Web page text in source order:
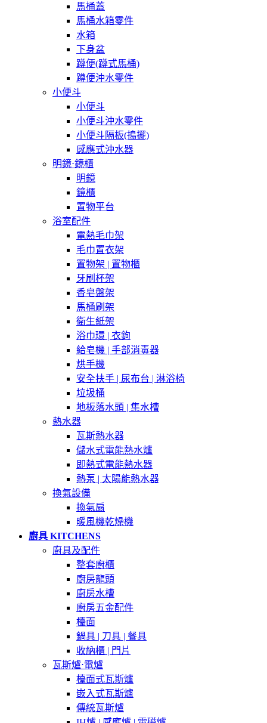
馬桶蓋
馬桶水箱零件
水箱
下身盆
蹲便(蹲式馬桶)
蹲便沖水零件
小便斗
小便斗
小便斗沖水零件
小便斗隔板(搗擺)
感應式沖水器
明鏡⋅鏡櫃
明鏡
鏡櫃
置物平台
浴室配件
電熱毛巾架
毛巾置衣架
置物架 | 置物櫃
牙刷杯架
香皂盤架
馬桶刷架
衛生紙架
浴巾環 | 衣鉤
給皂機 | 手部消毒器
烘手機
安全扶手 | 尿布台 | 淋浴椅
垃圾桶
地板落水頭 | 集水槽
熱水器
瓦斯熱水器
儲水式電能熱水爐
即熱式電能熱水器
熱泵 | 太陽能熱水器
換氣設備
換氣扇
暖風機乾燥機
廚具 KITCHENS
廚具及配件
整套廚櫃
廚房龍頭
廚房水槽
廚房五金配件
檯面
鍋具 | 刀具 | 餐具
收納櫃 | 門片
瓦斯爐⋅電爐
檯面式瓦斯爐
嵌入式瓦斯爐
傳統瓦斯爐